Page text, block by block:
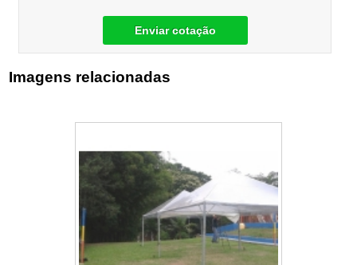
Enviar cotação
Imagens relacionadas